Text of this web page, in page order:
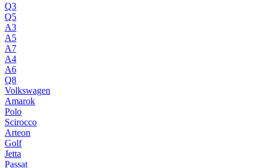
Q3
Q5
A3
A5
A7
A4
A6
Q8
Volkswagen
Amarok
Polo
Scirocco
Arteon
Golf
Jetta
Passat